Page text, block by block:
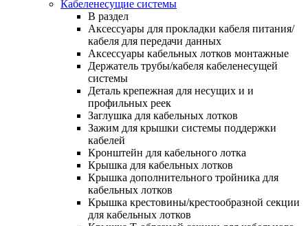
Кабеленесущие системы
В раздел
Аксессуары для прокладки кабеля питания/
кабеля для передачи данных
Аксессуары кабельных лотков монтажные
Держатель трубы/кабеля кабеленесущей
системы
Деталь крепежная для несущих и и
профильных реек
Заглушка для кабельных лотков
Зажим для крышки системы поддержки
кабелей
Кронштейн для кабельного лотка
Крышка для кабельных лотков
Крышка дополнительного тройника для
кабельных лотков
Крышка крестовины/крестообразной секции
для кабельных лотков